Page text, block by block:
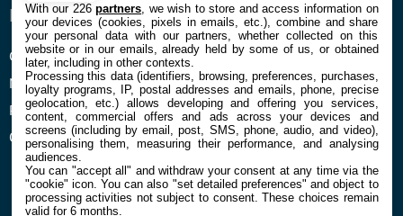
ENTREPRISE
Confidentialité et Cookies
Mentions légales et CGU
Préférences Cookies
Qui sommes nous
À PROPOS
Contact
With our 226partners , we wish to store and access information on
your devices (cookies, pixels in emails, etc.), combine and share
your personal data with our partners, whether collected on this
website or in our emails, already held by some of us, or obtained
later, including in other contexts.
Processing this data (identifiers, browsing, preferences, purchases,
loyalty programs, IP, postal addresses and emails, phone, precise
geolocation, etc.) allows developing and offering you services,
content, commercial offers and ads across your devices and
screens (including by email, post, SMS, phone, audio, and video),
personalising them, measuring their performance, and analysing
audiences.
You can "accept all" and withdraw your consent at any time via the
"cookie" icon. You can also "set detailed preferences" and object to
processing activities not subject to consent. These choices remain
valid for 6 months.